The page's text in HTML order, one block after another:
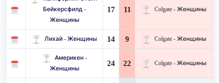
Бейкерсфилд -
Женщины
17 11 Colgate - Женщины
Лихай - Женщины 14 9 Colgate - Женщины
Америкен -
Женщины
24 22 Colgate - Женщины